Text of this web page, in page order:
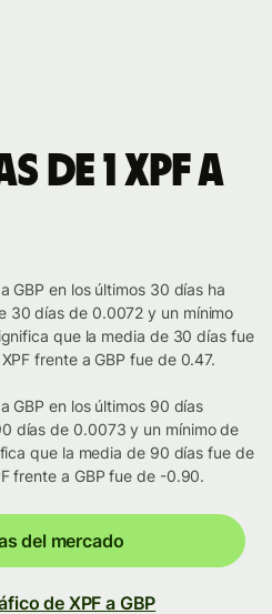
de 1 XPF a
GBP en los últimos 30 días ha
30 días de 0.0072 y un mínimo
que la media de 30 días fue
frente a GBP fue de 0.47.
GBP en los últimos 90 días
días de 0.0073 y un mínimo de
que la media de 90 días fue de
frente a GBP fue de -0.90.
del mercado
de XPF a GBP